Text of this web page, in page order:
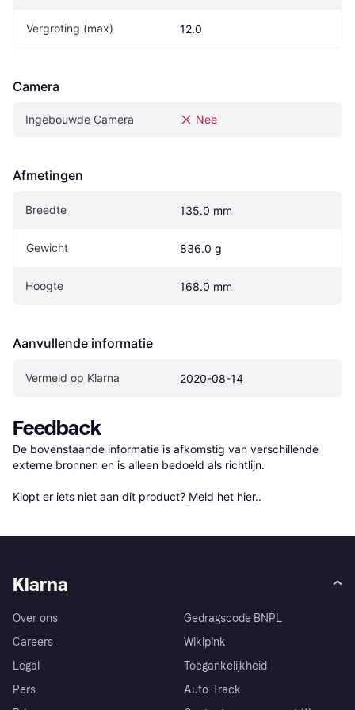
Vergroting (max) 12.0
Camera
Ingebouwde Camera Nee
Afmetingen
Breedte 135.0 mm
Gewicht 836.0 g
Hoogte 168.0 mm
Aanvullende informatie
Vermeld op Klarna 2020-08-14
Feedback
De bovenstaande informatie is afkomstig van verschillende
externe bronnen en is alleen bedoeld als richtlijn.
Klopt er iets niet aan dit product? Meld het hier..
Klarna
Over ons
Careers
Legal
Pers
Gedragscode BNPL
Wikipink
Toegankelijkheid
Auto-Track